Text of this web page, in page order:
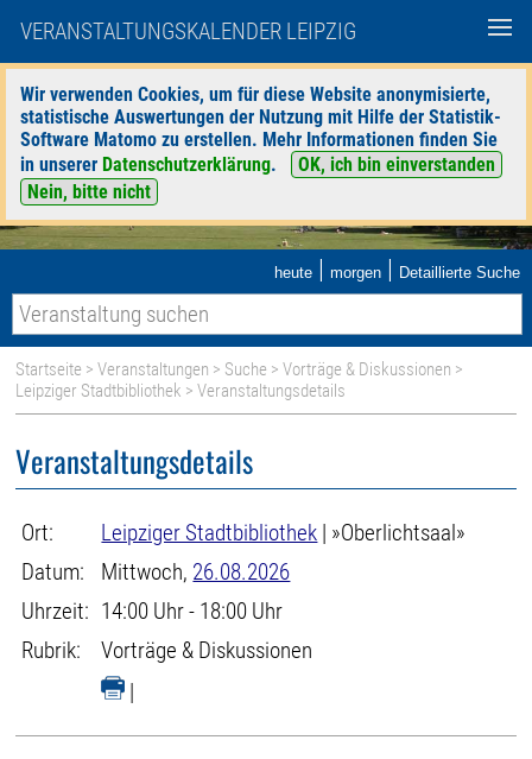
VERANSTALTUNGSKALENDER LEIPZIG
Wir verwenden Cookies, um für diese Website anonymisierte,
statistische Auswertungen der Nutzung mit Hilfe der Statistik-
Software Matomo zu erstellen. Mehr Informationen finden Sie
in unserer Datenschutzerklärung.
OK, ich bin einverstanden
Nein, bitte nicht
heute | morgen | Detaillierte Suche
Startseite >Veranstaltungen > Suche >Vorträge & Diskussionen >
Leipziger Stadtbibliothek > Veranstaltungsdetails
Veranstaltungsdetails
Ort: Leipziger Stadtbibliothek | »Oberlichtsaal»
Datum:
Mittwoch, 26.08.2026
Uhrzeit: 14:00 Uhr - 18:00 Uhr
Rubrik:
Vorträge & Diskussionen
|